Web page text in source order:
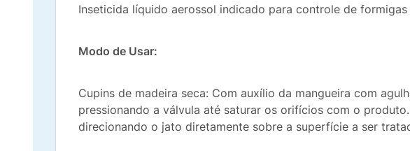
Inseticida líquido aerossol indicado para controle de
Modo de Usar:
Cupins de madeira seca: Com auxílio da mangueira com
pressionando a válvula até saturar os orifícios com o
direcionando o jato diretamente sobre a superfície a ser